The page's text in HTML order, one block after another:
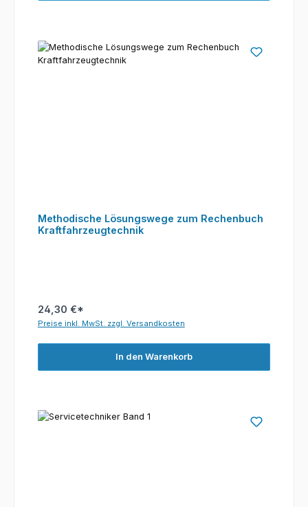
Methodische Lösungswege zum Rechenbuch
Kraftfahrzeugtechnik
24,30 €*
Preise inkl. MwSt. zzgl. Versandkosten
In den Warenkorb